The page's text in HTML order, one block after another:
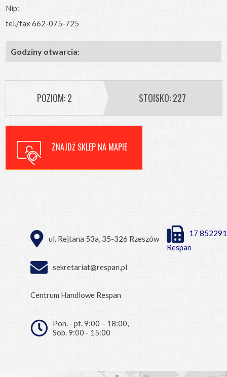
Nip:
tel./fax 662-075-725
Godziny otwarcia:
POZIOM: 2 STOISKO: 227
ZNAJDŹ SKLEP NA MAPIE
ul. Rejtana 53a, 35-326 Rzeszów
17
Respan
sekretariat@respan.pl
Centrum Handlowe Respan
Pon. - pt. 9:00 – 18:00,
Sob. 9:00 - 15:00